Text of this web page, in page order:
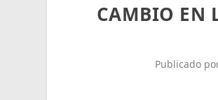
CAMBIO EN
Publicado